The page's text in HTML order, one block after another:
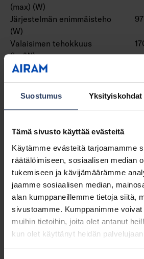
Suostumus Yksityiskohdat
Tämä sivusto käyttää evästeitä
Käytämme evästeitä tarjoamamme
räätälöimiseen, sosiaalisen median
tukemiseen ja kävijämäärämme
jaamme sosiaalisen median,
alan kumppaneillemme tietoja siitä,
sivustoamme. Kumppanimme
muihin tietoihin, joita olet antanut
kun olet käyttänyt heidän
(max) (W)
Järjestelmän enimmäisteho
(W)
Valaisimen tehokkuus
(lm/W)
Tehokerroin
Kokonaisharmoninen särö
(THD)
Himmennys ja ohjaus
Himmennettävä
Himmennys 0-10 V
Ei
Himmennys 1-10 V
Ei
Himmennys DALI
Ei
Himmennys DALI-2
Ei
Himmennys DMX
Ei
Himmennys DSI
Ei
Himmennys LineSwitch
Ei